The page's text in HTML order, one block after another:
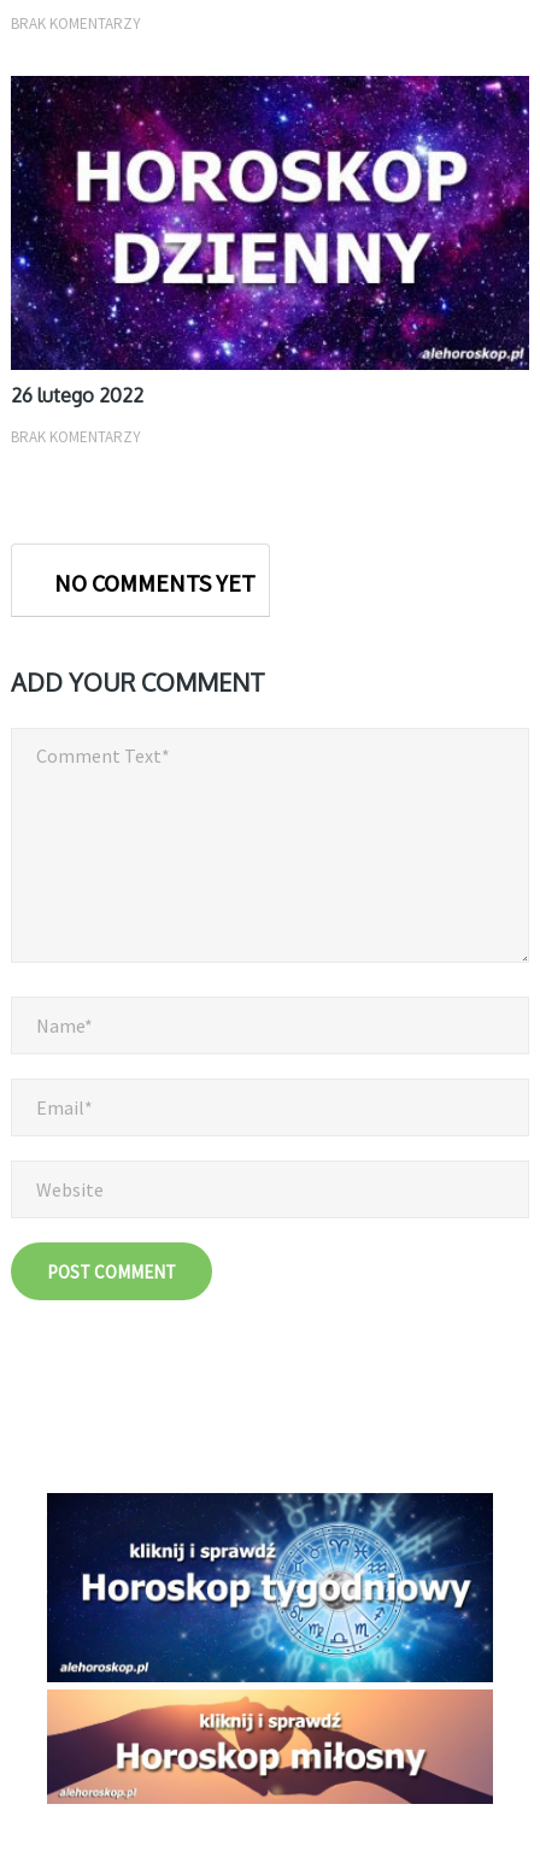
BRAK KOMENTARZY
DZIENNY
26 lutego 2022
BRAK KOMENTARZY
NO COMMENTS YET
ADD YOUR COMMENT